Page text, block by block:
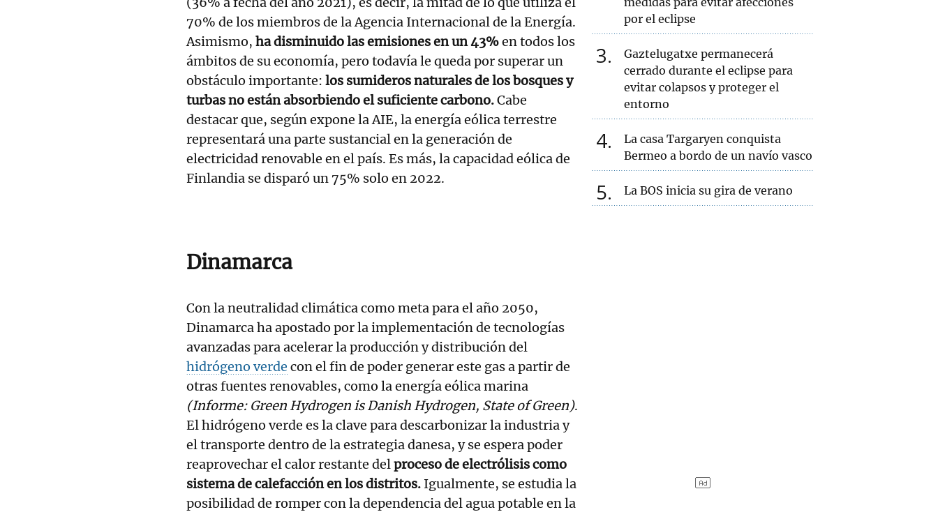
70% de los miembros de la Agencia Internacional de la Energía.
Asimismo, ha disminuido las emisiones en un 43%en todos los
ámbitos de su economía, pero todavía le queda por superar un
obstáculo importante: los sumideros naturales de los bosques y
turbas no están absorbiendo el suficiente carbono.Cabe
destacar que, según expone la AIE, la energía eólica terrestre
representará una parte sustancial en la generación de
electricidad renovable en el país. Es más, la capacidad eólica de
Finlandia se disparó un 75% solo en 2022.
Dinamarca
Con la neutralidad climática como meta para el año 2050,
Dinamarca ha apostado por la implementación de tecnologías
avanzadas para acelerar la producción y distribución del
hidrógeno verde con el fin de poder generar este gas a partir de
otras fuentes renovables, como la energía eólica marina
(Informe: Green Hydrogen is Danish Hydrogen, State of Green).
El hidrógeno verde es la clave para descarbonizar la industria y
el transporte dentro de la estrategia danesa, y se espera poder
reaprovechar el calor restante delproceso de electrólisis como
sistema de calefacción en los distritos. Igualmente, se estudia la
posibilidad de romper con la dependencia del agua potable en la
por el eclipse
3
Gaztelugatxe permanecerá
cerrado durante el eclipse para
evitar colapsos y proteger el
entorno
4
La casa Targaryen conquista
Bermeo a bordo de un navío vasco
5 La BOS inicia su gira de verano